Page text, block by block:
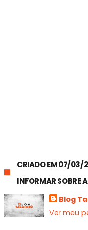
CRIADO EM 07/03/
INFORMAR SOBRE
Blog
Ver meu